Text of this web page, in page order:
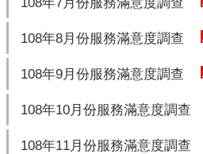
108年8月份服務滿意度調查
108年9月份服務滿意度調查
108年10月份服務滿意度調查
108年11月份服務滿意度調查